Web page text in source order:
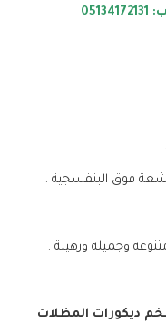
ديكورات المظلات